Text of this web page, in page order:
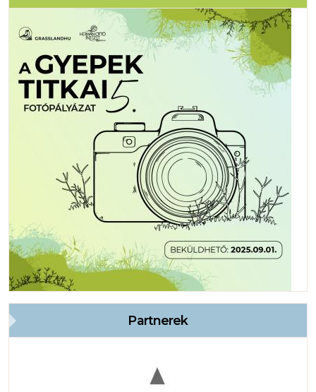
Partnerek